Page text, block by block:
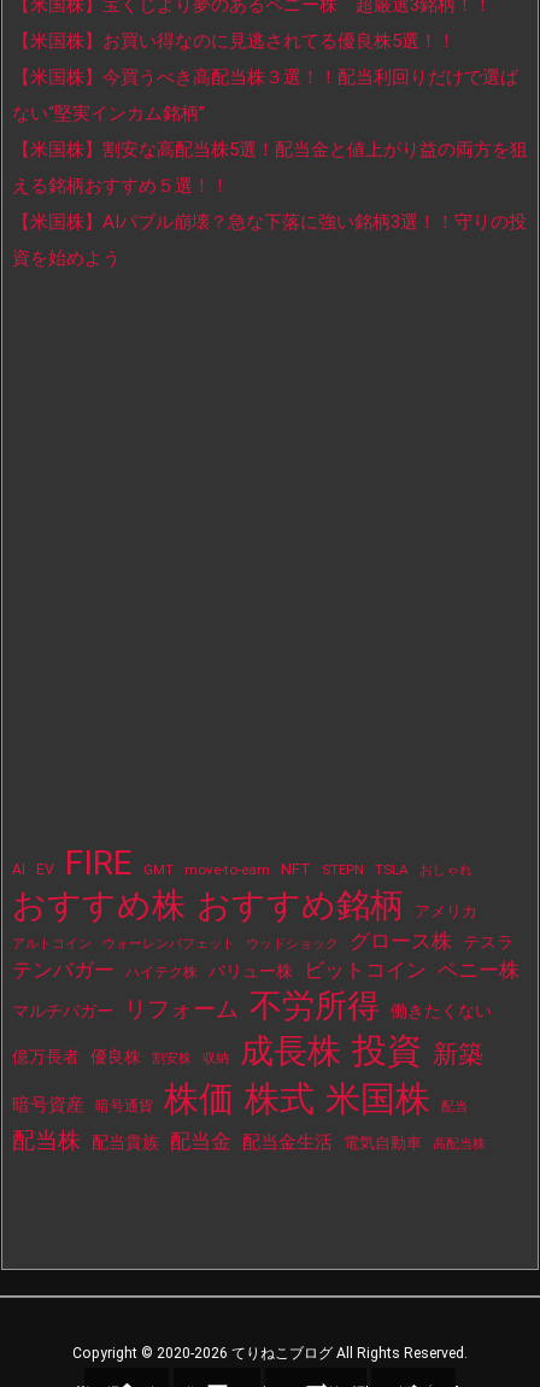
【米国株】宝くじより夢のあるペニー株 超厳選3銘柄！！
【米国株】お買い得なのに見逃されてる優良株5選！！
【米国株】今買うべき高配当株３選！！配当利回りだけで選ば
ない“堅実インカム銘柄”
【米国株】割安な高配当株5選！配当金と値上がり益の両方を狙
える銘柄おすすめ５選！！
【米国株】AIバブル崩壊？急な下落に強い銘柄3選！！守りの投
資を始めよう
AI EV FIRE GMT move-to-earn NFT STEPN TSLA おしゃれ
おすすめ株 おすすめ銘柄 アメリカ
アルトコイン ウォーレンバフェット ウッドショック グロース株 テスラ
テンバガー ハイテク株 バリュー株 ビットコイン ペニー株
マルチバガー リフォーム 不労所得 働きたくない
億万長者 優良株 割安株 収納 成長株 投資 新築
暗号資産 暗号通貨 株価 株式 米国株 配当
配当株 配当貴族 配当金 配当金生活 電気自動車 高配当株
Copyright © 2020-2026 てりねこブログ All Rights Reserved.